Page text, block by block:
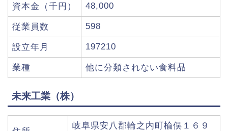
資本金（千円） 48,000
従業員数 598
設立年月 197210
業種 他に分類されない食料品
未来工業（株）
岐阜県安八郡輪之内町楡俣１６９